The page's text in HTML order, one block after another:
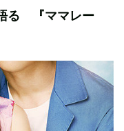
る 『ママレー